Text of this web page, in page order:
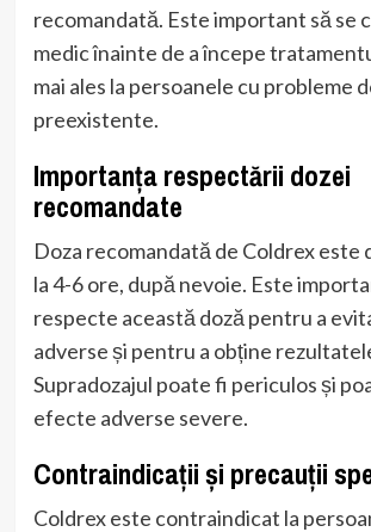
recomandată. Este important să se
medic înainte de a începe
mai ales la persoanele cu probleme
preexistente.
Importanța respectării dozei
recomandate
Doza recomandată de Coldrex este
la 4-6 ore, după nevoie. Este
respecte această doză pentru a
adverse și pentru a obține
Supradozajul poate fi periculos și
efecte adverse severe.
Contraindicații și precauții
Coldrex este contraindicat la